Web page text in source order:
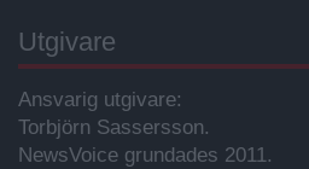
Utgivare
Ansvarig utgivare:
Torbjörn Sassersson.
NewsVoice grundades 2011.